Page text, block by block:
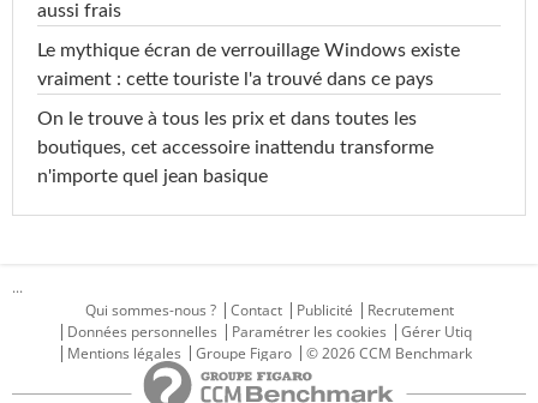
aussi frais
Le mythique écran de verrouillage Windows existe
vraiment : cette touriste l'a trouvé dans ce pays
On le trouve à tous les prix et dans toutes les
boutiques, cet accessoire inattendu transforme
n'importe quel jean basique
...
Qui sommes-nous ?
Contact Publicité
Recrutement
Données personnelles
Paramétrer les cookies
Gérer Utiq
Mentions légales
Groupe Figaro © 2026 CCM Benchmark